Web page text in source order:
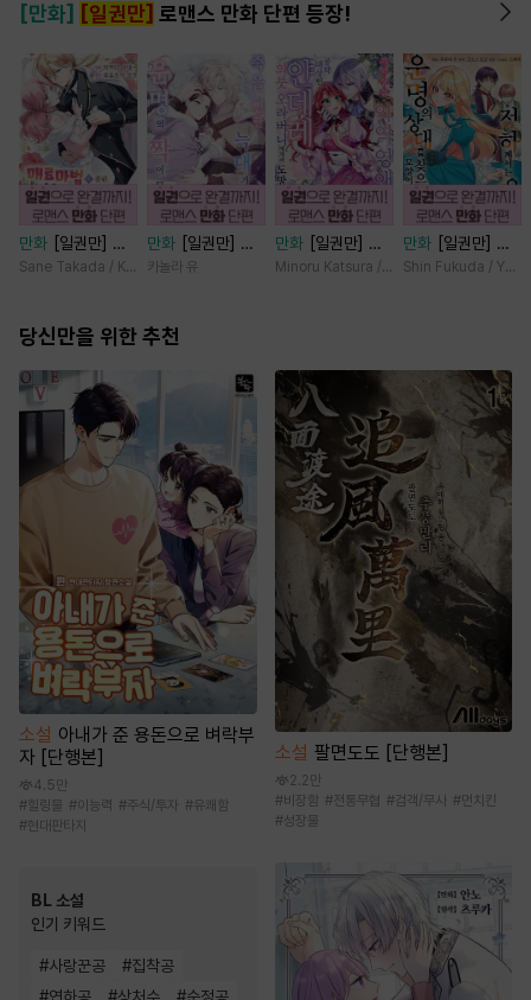
[만화] [일권만] 로맨스 만화 단편 등장!
만화
[일권만] 매
료 마법에 걸린 척
사랑꾼이 되었습니
Sane Takada / Koki Fuyutsuki
만화
[일권만] 죽
을 뻔한 늑대가 운
카놀라 유
만화
[일권만] 기
억상실 악역 영애
본]
Minoru Katsura / Mizune
만화
[일권만] 전
하께서는 오늘도
Shin Fukuda / Yoko
당신만을 위한 추천
소설 아내가 준 용돈으로 벼락부
자 [단행본]
4.5만
# 힐링물 #이능력 #주식/투자 #유쾌함
#현대판타지
BL 소설
인기 키워드
#사랑꾼공 #집착공
소설 팔면도도 [단행본]
2.2만
#비장함 #전통무협 #검객/무사 #먼치킨
#성장물